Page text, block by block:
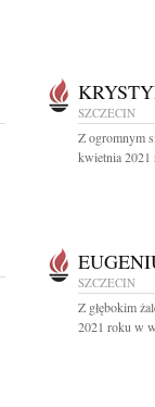
SZCZECIN
Z ogromnym
kwietnia 2021
SZCZECIN
Z głębokim
2021 roku w